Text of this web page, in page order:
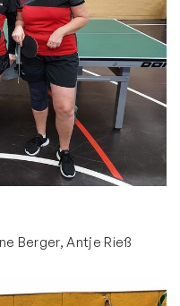
Berger, Antje Rieß